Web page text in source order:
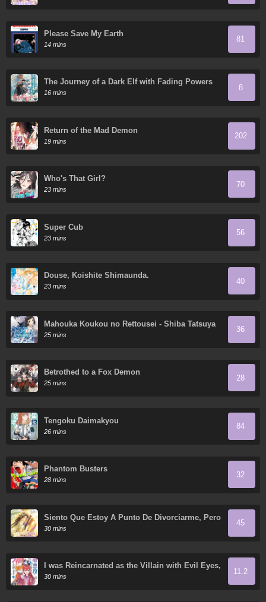
Please Save My Earth
14 mins
81
The Journey of a Dark Elf with Fading Powers
16 mins
8
Return of the Mad Demon
19 mins
202
Who's That Girl?
23 mins
70
Super Cub
23 mins
56
Douse, Koishite Shimaunda.
23 mins
40
Mahouka Koukou no Rettousei - Shiba Tatsuya
Ansatsu Keikaku
25 mins
36
Betrothed to a Fox Demon
25 mins
28
Tengoku Daimakyou
26 mins
84
Phantom Busters
28 mins
32
Siento Que Estoy A Punto De Divorciarme, Pero
Mi Esposo Es Mi Favorito
30 mins
45
I was Reincarnated as the Villain with Evil Eyes,
so I Aim to Be a Mob Character
30 mins
11.2